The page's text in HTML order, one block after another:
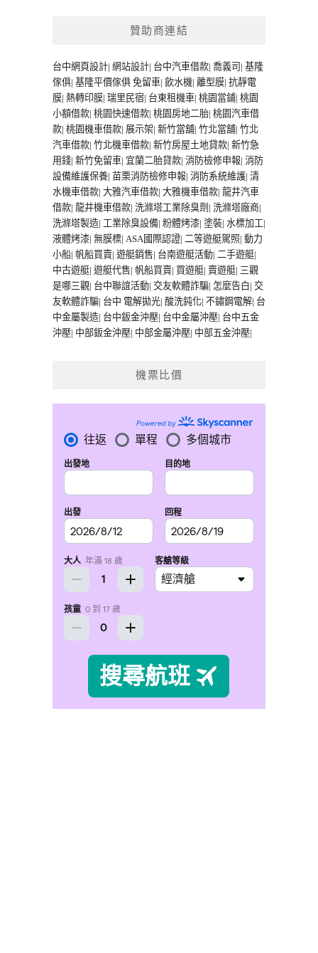
贊助商連結
台中網頁設計| 網站設計| 台中汽車借款| 喬義司 | 基隆
傢俱| 基隆平價傢俱 免留車| 飲水機| 離型膜| 抗靜電
膜| 熱轉印膜| 瑞里民宿| 台東租機車| 桃園當鋪| 桃園
小額借款| 桃園快速借款| 桃園房地二胎| 桃園汽車借
款| 桃園機車借款| 展示架| 新竹當舖| 竹北當舖| 竹北
汽車借款| 竹北機車借款| 新竹房屋土地貸款| 新竹急
用錢| 新竹免留車| 宜蘭二胎貸款| 消防檢修申報| 消防
設備維護保養| 苗栗消防檢修申報| 消防系統維護| 清
水機車借款| 大雅汽車借款| 大雅機車借款| 龍井汽車
借款| 龍井機車借款| 洗滌塔工業除臭劑 | 洗滌塔廠商|
洗滌塔製造| 工業除臭設備| 粉體烤漆| 塗裝| 水標加工|
液體烤漆| 無膜標| ASA國際認證| 二等遊艇駕照| 動力
小船| 帆船買賣| 遊艇銷售| 台南遊艇活動| 二手遊艇|
中古遊艇| 遊艇代售| 帆船買賣| 買遊艇| 賣遊艇| 三觀
是哪三觀| 台中聯誼活動| 交友軟體詐騙| 怎麼告白| 交
友軟體詐騙| 台中 電解拋光| 酸洗鈍化| 不鏽鋼電解| 台
中金屬製造| 台中鈑金沖壓| 台中金屬沖壓| 台中五金
沖壓| 中部鈑金沖壓| 中部金屬沖壓| 中部五金沖壓|
機票比價